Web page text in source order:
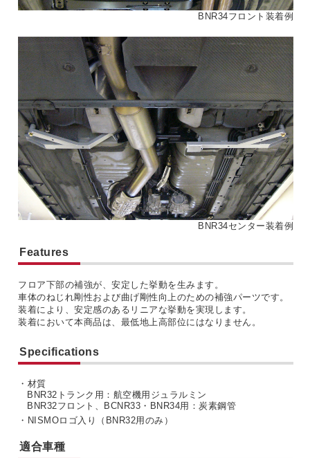
BNR34フロント装着例
BNR34センター装着例
Features
フロア下部の補強が、安定した挙動を生みます。
車体のねじれ剛性および曲げ剛性向上のための補強パーツです。
装着により、安定感のあるリニアな挙動を実現します。
装着において本商品は、最低地上高部位にはなりません。
Specifications
・材質
BNR32トランク用：航空機用ジュラルミン
BNR32フロント、BCNR33・BNR34用：炭素鋼管
・NISMOロゴ入り（BNR32用のみ）
適合車種